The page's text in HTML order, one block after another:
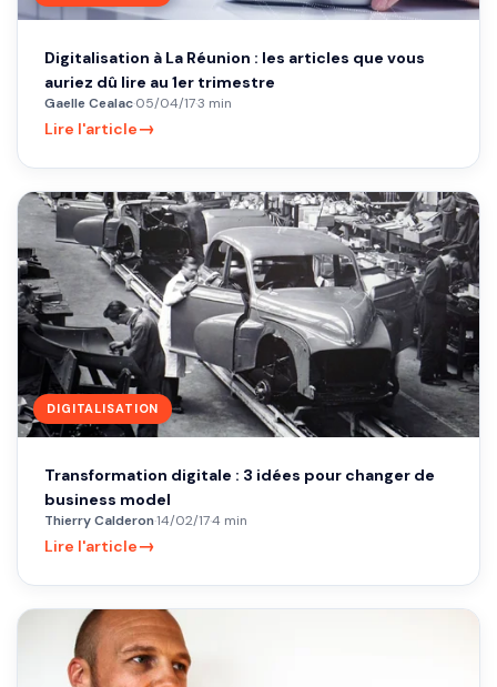
Digitalisation à La Réunion : les articles que vous
auriez dû lire au 1er trimestre
Gaelle Cealac·05/04/17·3 min
Lire l'article→
DIGITALISATION
Transformation digitale : 3 idées pour changer de
business model
Thierry Calderon·14/02/17·4 min
Lire l'article→